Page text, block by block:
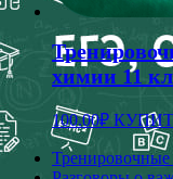
химии 11
100.00₽